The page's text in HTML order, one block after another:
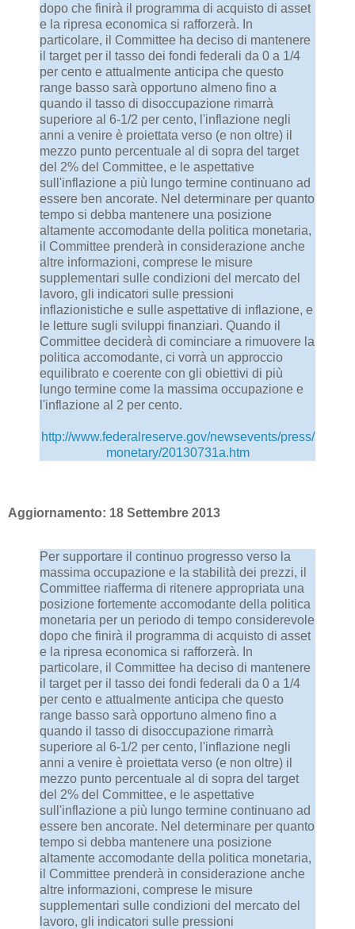
dopo che finirà il programma di acquisto di asset
e la ripresa economica si rafforzerà. In
particolare, il Committee ha deciso di mantenere
il target per il tasso dei fondi federali da 0 a 1/4
per cento e attualmente anticipa che questo
range basso sarà opportuno almeno fino a
quando il tasso di disoccupazione rimarrà
superiore al 6-1/2 per cento, l'inflazione negli
anni a venire è proiettata verso (e non oltre) il
mezzo punto percentuale al di sopra del target
del 2% del Committee, e le aspettative
sull'inflazione a più lungo termine continuano ad
essere ben ancorate. Nel determinare per quanto
tempo si debba mantenere una posizione
altamente accomodante della politica monetaria,
il Committee prenderà in considerazione anche
altre informazioni, comprese le misure
supplementari sulle condizioni del mercato del
lavoro, gli indicatori sulle pressioni
inflazionistiche e sulle aspettative di inflazione, e
le letture sugli sviluppi finanziari. Quando il
Committee deciderà di cominciare a rimuovere la
politica accomodante, ci vorrà un approccio
equilibrato e coerente con gli obiettivi di più
lungo termine come la massima occupazione e
l'inflazione al 2 per cento.
http://www.federalreserve.gov/newsevents/press/
monetary/20130731a.htm
Aggiornamento: 18 Settembre 2013
Per supportare il continuo progresso verso la
massima occupazione e la stabilità dei prezzi, il
Committee riafferma di ritenere appropriata una
posizione fortemente accomodante della politica
monetaria per un periodo di tempo considerevole
dopo che finirà il programma di acquisto di asset
e la ripresa economica si rafforzerà. In
particolare, il Committee ha deciso di mantenere
il target per il tasso dei fondi federali da 0 a 1/4
per cento e attualmente anticipa che questo
range basso sarà opportuno almeno fino a
quando il tasso di disoccupazione rimarrà
superiore al 6-1/2 per cento, l'inflazione negli
anni a venire è proiettata verso (e non oltre) il
mezzo punto percentuale al di sopra del target
del 2% del Committee, e le aspettative
sull'inflazione a più lungo termine continuano ad
essere ben ancorate. Nel determinare per quanto
tempo si debba mantenere una posizione
altamente accomodante della politica monetaria,
il Committee prenderà in considerazione anche
altre informazioni, comprese le misure
supplementari sulle condizioni del mercato del
lavoro, gli indicatori sulle pressioni